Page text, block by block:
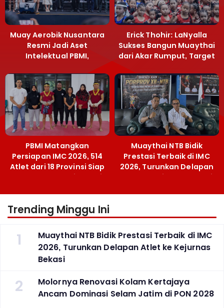
Muay Aerobik Nusantara
Resmi Jadi Aset
Intelektual PBMI,
Terobosan Bangun
Grassroots
Erick Thohir: LaNyalla
Sukses Bangun Muaythai
dari Akar Rumput, Target
PBMI Matangkan
Persiapan IMC 2026, 514
Atlet dari 18 Provinsi Siap
Berlaga Besok di Bekasi
Muaythai NTB Bidik
Prestasi Terbaik di IMC
2026, Turunkan Delapan
Atlet ke Kejurnas Bekasi
Trending Minggu Ini
1
Muaythai NTB Bidik Prestasi Terbaik di IMC
2026, Turunkan Delapan Atlet ke Kejurnas
Bekasi
2
Molornya Renovasi Kolam Kertajaya
Ancam Dominasi Selam Jatim di PON 2028